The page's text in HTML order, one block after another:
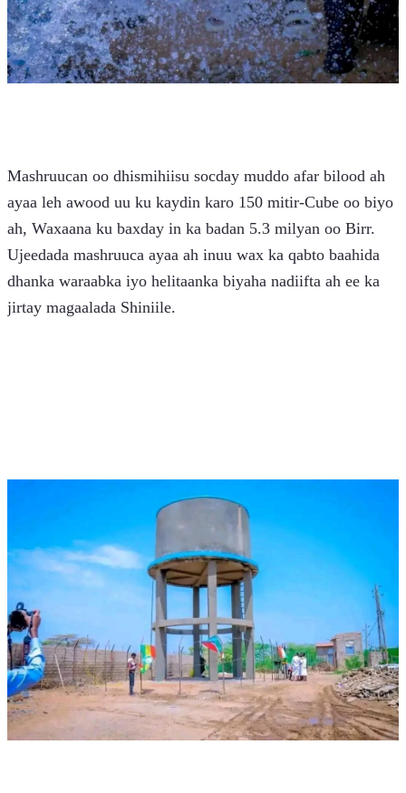
Mashruucan oo dhismihiisu socday muddo afar bilood ah
ayaa leh awood uu ku kaydin karo 150 mitir-Cube oo biyo
ah, Waxaana ku baxday in ka badan 5.3 milyan oo Birr.
Ujeedada mashruuca ayaa ah inuu wax ka qabto baahida
dhanka waraabka iyo helitaanka biyaha nadiifta ah ee ka
jirtay magaalada Shiniile.